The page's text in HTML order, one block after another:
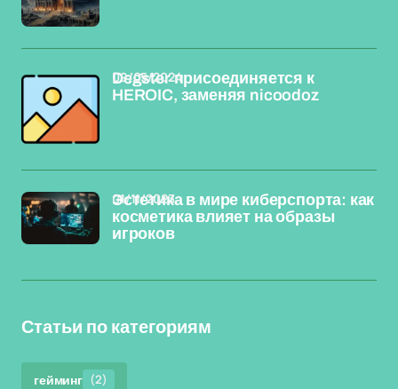
Degster присоединяется к
HEROIC, заменяя nicoodoz
09/05/2024
Эстетика в мире киберспорта: как
косметика влияет на образы
игроков
01/11/2023
Статьи по категориям
гейминг (2)